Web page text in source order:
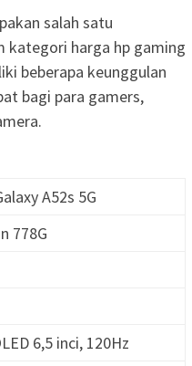
salah satu
kategori harga hp gaming
beberapa keunggulan
bagi para gamers,
A52s 5G
778G
6,5 inci, 120Hz